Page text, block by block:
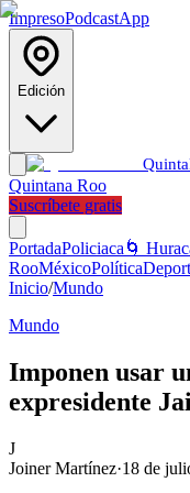
ImpresoPodcastApp
Edición
Quinta
Quintana Roo
Suscríbete gratis
PortadaPoliciaca 🌀
RooMéxicoPolítica
Inicio/Mundo
Mundo
Imponen usar
expresidente
J
Joiner Martínez·18 de